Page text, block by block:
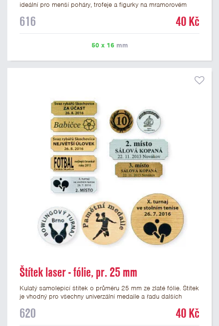
ideální pro menší poháry, trofeje a figurky na mramorovém
nebo text. U textu doporučujeme maximálně 3 řádky, aby byla
možné přiložit v prvním kroku objednávky.
616 40 Kč
50 x 16mm
Štítek laser - fólie, pr. 25 mm
Kulatý samolepicí štítek o průměru 25 mm ze zlaté fólie. Štítek
je vhodný pro všechny univerzální medaile a řadu dalších
štítek je možné laserem vypálit logo nebo text dle vašeho
620 40 Kč